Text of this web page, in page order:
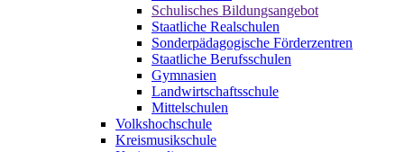
Schulisches Bildungsangebot
Staatliche Realschulen
Sonderpädagogische Förderzentren
Staatliche Berufsschulen
Gymnasien
Landwirtschaftsschule
Mittelschulen
Volkshochschule
Kreismusikschule